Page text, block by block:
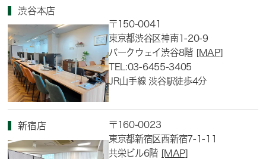
渋谷本店
〒150-0041
東京都渋谷区神南1-20-9
パークウェイ渋谷8階 [MAP]
TEL:03-6455-3405
JR山手線 渋谷駅徒歩4分
新宿店
〒160-0023
東京都新宿区西新宿7-1-11
共栄ビル6階 [MAP]